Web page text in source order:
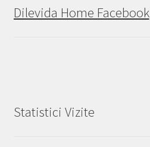
Dilevida Home Facebook
Statistici Vizite